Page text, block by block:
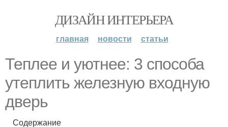
ДИЗАЙН ИНТЕРЬЕРА
главная новости статьи
Теплее и уютнее: 3 способа
утеплить железную входную
дверь
Содержание